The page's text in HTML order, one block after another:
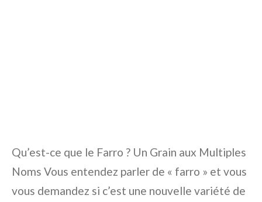
Qu’est-ce que le Farro ? Un Grain aux Multiples
Noms Vous entendez parler de « farro » et vous
vous demandez si c’est une nouvelle variété de